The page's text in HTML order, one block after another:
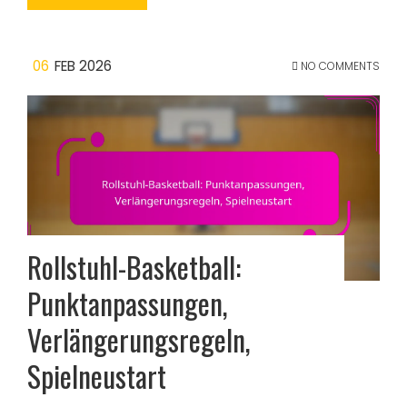
06 FEB 2026 NO COMMENTS
Rollstuhl-Basketball:
Punktanpassungen,
Verlängerungsregeln,
Spielneustart